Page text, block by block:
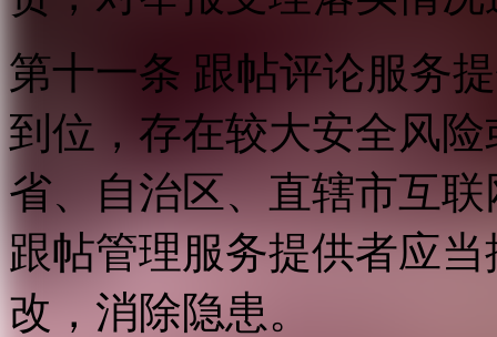
第十一条 跟帖评论服务
到位，存在较大安全风
省、自治区、直辖市互
跟帖管理服务提供者应
改，消除隐患。